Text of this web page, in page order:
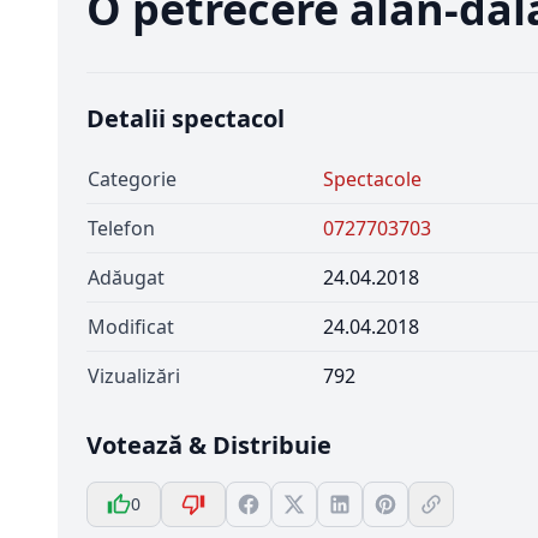
Detalii spectacol
Categorie
Spectacole
Telefon
0727703703
Adăugat
24.04.2018
Modificat
24.04.2018
Vizualizări
792
Votează & Distribuie
0